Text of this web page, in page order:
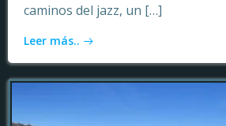
caminos del jazz, un […]
Leer más..